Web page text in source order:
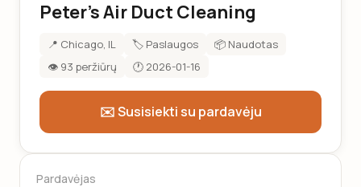
Peter’s Air Duct Cleaning
📍 Chicago, IL 🏷️ Paslaugos
📦 Naudotas
👁️ 93 peržiūrų
🕐 2026-01-16
✉️ Susisiekti su pardavėju
Pardavėjas